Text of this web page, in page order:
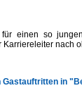
für einen so
nach
Gastauftritten in